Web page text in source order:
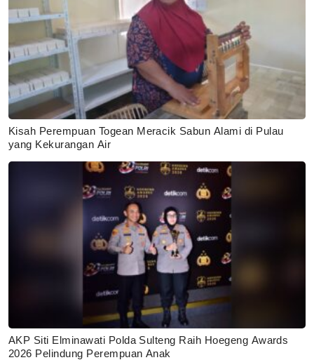
Kisah Perempuan Togean Meracik Sabun Alami di Pulau
yang Kekurangan Air
AKP Siti Elminawati Polda Sulteng Raih Hoegeng Awards
2026 Pelindung Perempuan Anak